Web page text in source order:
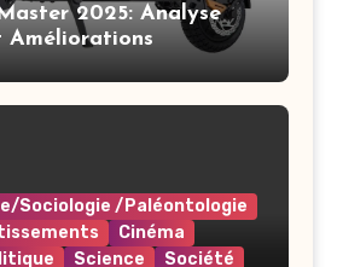
2025: Analyse
Améliorations
Sociologie /Paléontologie
Cinéma
Science Société